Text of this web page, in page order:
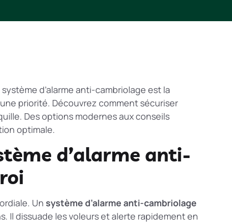
d’alarme anti-cambriolage est la
priorité. Découvrez comment sécuriser
Des options modernes aux conseils
optimale.
d’alarme anti-
Un système d’alarme anti-cambriolage
Il dissuade les voleurs et alerte rapidement en